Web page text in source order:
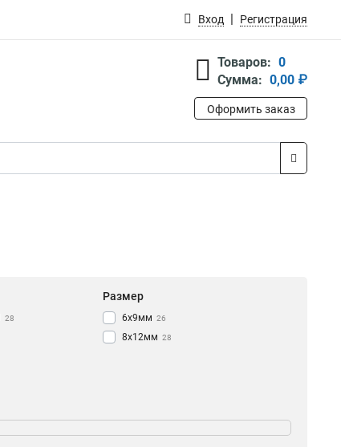
Вход Регистрация
Товаров: 0
Сумма: 0,00 ₽
Оформить заказ
28
Размер
6х9мм 26
8х12мм 28